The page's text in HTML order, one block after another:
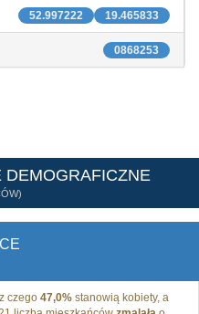
19.465833
52.997222
0868253
DEMOGRAFICZNE
czego 47,0% stanowią kobiety, a